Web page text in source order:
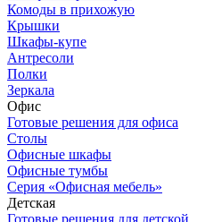
Комоды в прихожую
Крышки
Шкафы-купе
Антресоли
Полки
Зеркала
Офис
Готовые решения для офиса
Столы
Офисные шкафы
Офисные тумбы
Серия «Офисная мебель»
Детская
Готовые решения для детской